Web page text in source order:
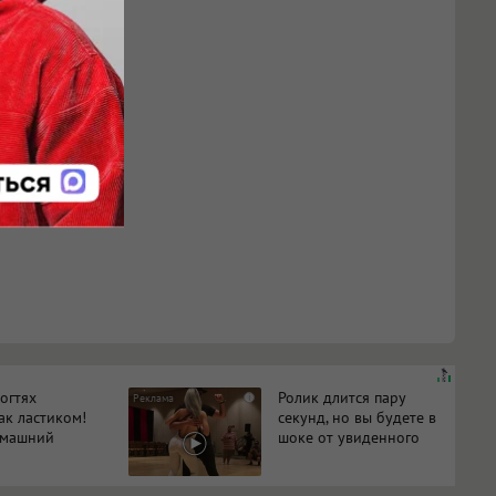
ластиком!
i
Ролик длится пару
секунд, но вы будете в
шоке от увиденного